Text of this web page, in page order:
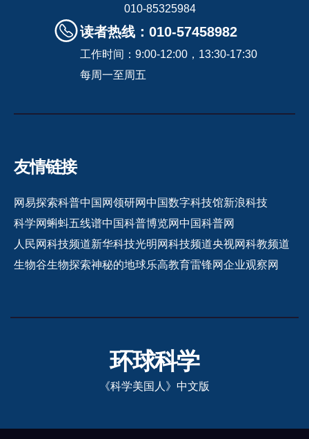
010-85325984
读者热线：010-57458982
工作时间：9:00-12:00，13:30-17:30
每周一至周五
友情链接
网易探索科普中国网领研网中国数字科技馆新浪科技
科学网蝌蚪五线谱中国科普博览网中国科普网
人民网科技频道新华科技光明网科技频道央视网科教频道
生物谷生物探索神秘的地球乐高教育雷锋网企业观察网
环球科学
《科学美国人》中文版